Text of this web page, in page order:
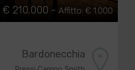
€ 210.000 -Affitto: € 1.000
Bardonecchia